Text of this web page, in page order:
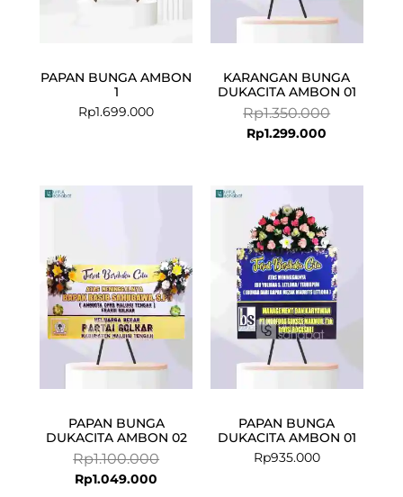
PAPAN BUNGA AMBON
1
Rp1.699.000
KARANGAN BUNGA
DUKACITA AMBON 01
Rp1.350.000
Rp1.299.000
PAPAN BUNGA
DUKACITA AMBON 02
Rp1.100.000
Rp1.049.000
Rp1.049.000.
PAPAN BUNGA
DUKACITA AMBON 01
Rp935.000